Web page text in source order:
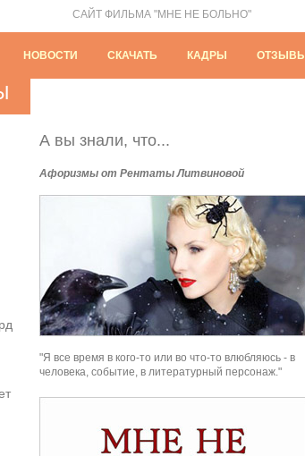
САЙТ ФИЛЬМА "МНЕ НЕ БОЛЬНО"
НОВОСТИ СКАЧАТЬ КАДРЫ ОТЗЫВЫ
А вы знали, что...
Афоризмы от Рентаты Литвиновой
"Я все время в кого-то или во что-то влюбляюсь - в
человека, событие, в литературный персонаж."